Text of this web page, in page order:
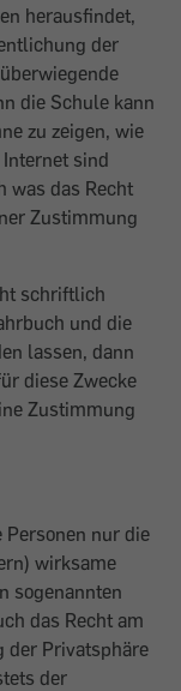
herausfindet,
der
die Schule kann
zu zeigen, wie
sind
was das Recht
Zustimmung
schriftlich
und die
lassen, dann
diese Zwecke
Zustimmung
nur die
wirksame
sogenannten
das Recht am
der Privatsphäre
der